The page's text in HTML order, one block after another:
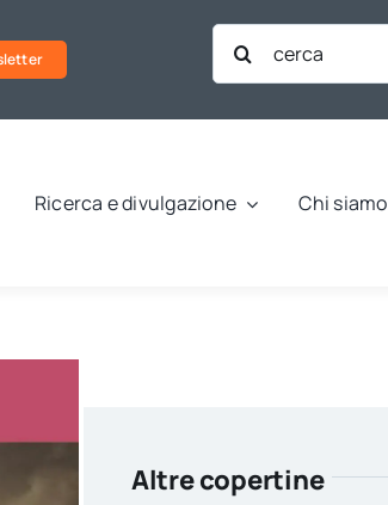
Cerca
per:
Ricerca e divulgazione Chi siamo
Altre copertine